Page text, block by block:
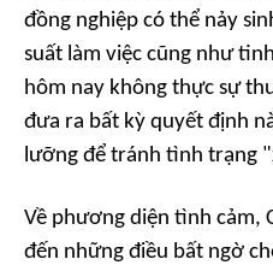
đồng nghiệp có thể nảy
suất làm việc cũng như
hôm nay không thực sự
đưa ra bất kỳ quyết định
lưỡng để tránh tình trạng
Về phương diện tình cảm,
đến những điều bất ngờ